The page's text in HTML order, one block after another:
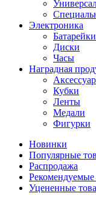
Электроника
Диски
Часы
Наградная
Кубки
Ленты
Медали
Фигурки
Новинки
Популярные
Распродажа
Уцененные